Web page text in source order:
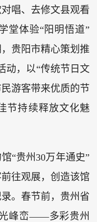
唱、去修文县观看
堂体验“阳明悟道”
贵阳市精心策划推
动，以“传统节日文
游客带来优质的节
节持续释放文化魅
“贵州30万年通史”
往观展，创造该馆
。春节前，贵州省
峰峦——多彩贵州